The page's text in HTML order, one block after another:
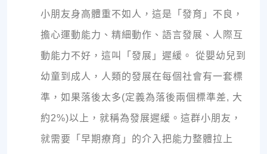
小朋友身高體重不如人，這是「發育」不良，
擔心運動能力、精細動作、語言發展、人際互
動能力不好，這叫「發展」遲緩。 從嬰幼兒到
幼童到成人，人類的發展在每個社會有一套標
準，如果落後太多(定義為落後兩個標準差, 大
約2%)以上，就稱為發展遲緩。這群小朋友，
就需要「早期療育」的介入把能力整體拉上